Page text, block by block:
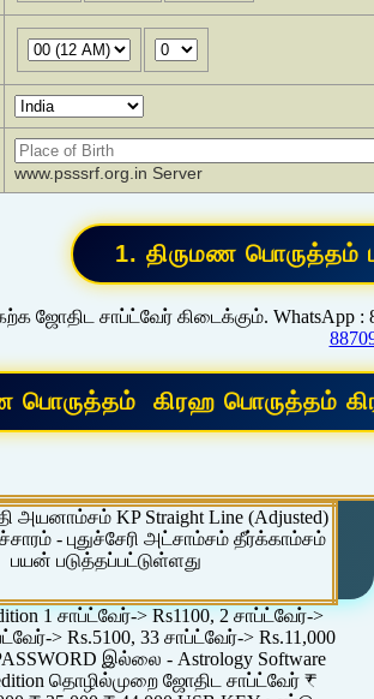
www.psssrf.org.in Server
ஜோதிட சாப்ட்வேர் கிடைக்கும். WhatsApp :
அயனாம்சம் KP Straight Line (Adjusted)
- புதுச்சேரி அட்சாம்சம் தீர்க்காம்சம்
பயன் படுத்தப்பட்டுள்ளது
1 சாப்ட்வேர்-> Rs1100, 2 சாப்ட்வேர்->
> Rs.5100, 33 சாப்ட்வேர்-> Rs.11,000
இல்லை - Astrology Software
தொழில்முறை ஜோதிட சாப்ட்வேர் ₹